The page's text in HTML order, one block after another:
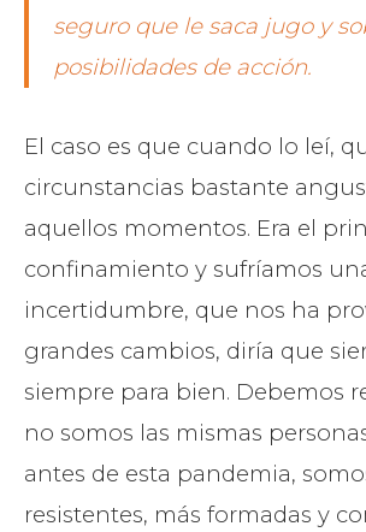
seguro que le saca jugo y
posibilidades de acción.
El caso es que cuando lo leí,
circunstancias bastante
aquellos momentos. Era el
confinamiento y sufríamos
incertidumbre, que nos ha
grandes cambios, diría que
siempre para bien. Debemos
no somos las mismas
antes de esta pandemia,
resistentes, más formadas y